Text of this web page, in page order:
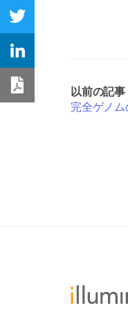
Share on
Share on
Download PDF
以前の記事
完全ゲノ